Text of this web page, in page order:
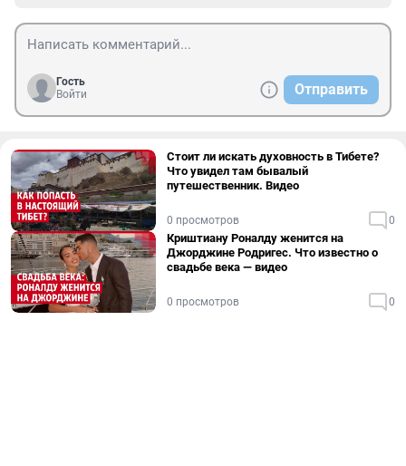
Гость
Войти
Отправить
Стоит ли искать духовность в Тибете?
Что увидел там бывалый
путешественник. Видео
0 просмотров 0
Криштиану Роналду женится на
Джорджине Родригес. Что известно о
свадьбе века — видео
0 просмотров 0